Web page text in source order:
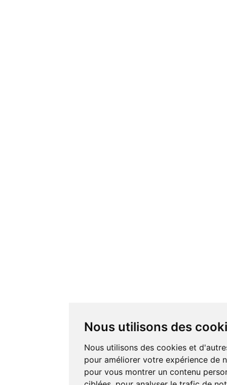
Nous utilisons des
Nous utilisons des cookies et
pour améliorer votre expérience de
pour vous montrer un contenu